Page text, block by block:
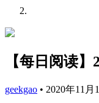
【每日阅读
geekgao • 2020年11月